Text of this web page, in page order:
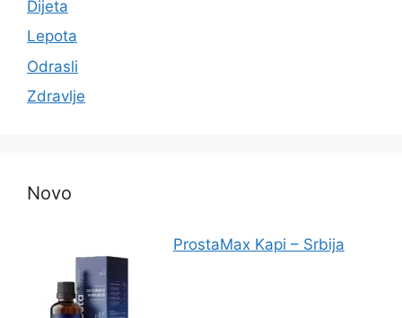
Dijeta
Lepota
Odrasli
Zdravlje
Novo
ProstaMax Kapi – Srbija